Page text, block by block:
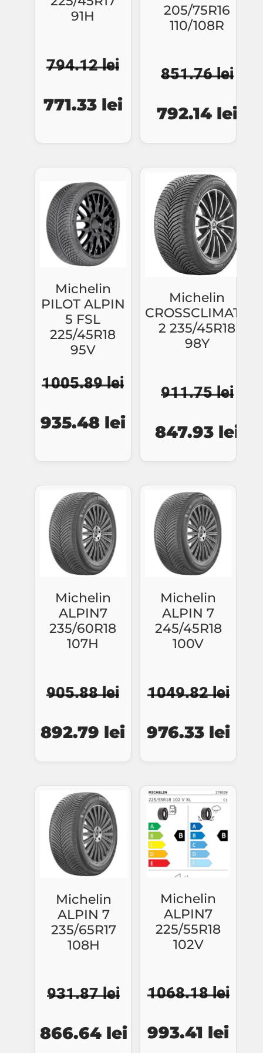
91H
794.12lei
inițial
a
fost:
794.12 lei.
771.33 lei
curent
este:
771.33 lei.
205/75R16
110/108R
851.76lei
inițial
a
fost:
851.76 lei.
792.14 lei
Michelin
PILOT ALPIN
5 FSL
225/45R18
95V
1005.89lei
inițial
a
fost:
1005.89 lei.
935.48 lei
curent
este:
935.48 lei.
Michelin
CROSSCLIMATE
2 235/45R18
98Y
911.75lei
inițial
a
fost:
911.75 lei.
847.93 lei
Michelin
ALPIN7
235/60R18
107H
905.88lei
inițial
a
fost:
905.88 lei.
892.79 lei
curent
este:
892.79 lei.
Michelin
ALPIN 7
245/45R18
100V
1049.82lei
inițial
a
fost:
1049.82 lei.
976.33 lei
Michelin
ALPIN 7
235/65R17
108H
931.87lei
inițial
866.64 lei
curent
Michelin
ALPIN7
225/55R18
102V
1068.18lei
inițial
993.41 lei